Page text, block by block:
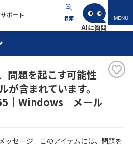
ポート 検索 MENU
ト
す
問題を起こす可能性
が含まれています。
｜Windows｜メール
ッセージ［このアイテムには、問題を